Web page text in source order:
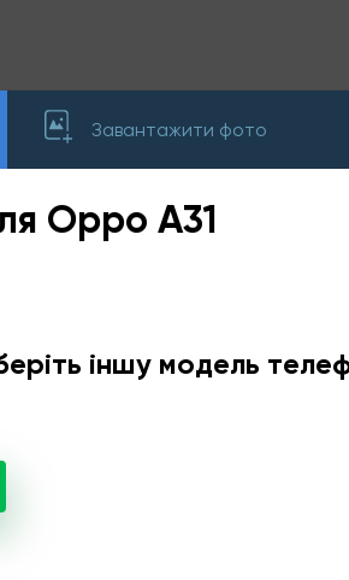
Завантажити фото
Oppo A31
іншу модель